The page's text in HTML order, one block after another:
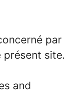
par
présent site.
and